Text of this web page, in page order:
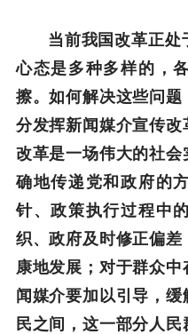
当前我国改革正处
心态是多种多样的，
擦。如何解决这些问
分发挥新闻媒介宣传改
改革是一场伟大的社
确地传递党和政府的
针、政策执行过程中
织、政府及时修正偏
康地发展；对于群众
闻媒介要加以引导，
民之间，这一部分人